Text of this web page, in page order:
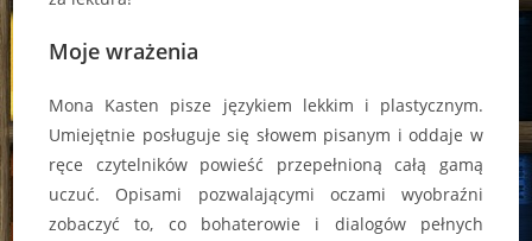
Moje wrażenia
Mona Kasten pisze językiem lekkim i plastycznym.
Umiejętnie posługuje się słowem pisanym i oddaje w
ręce czytelników powieść przepełnioną całą gamą
uczuć. Opisami pozwalającymi oczami wyobraźni
zobaczyć to, co bohaterowie i dialogów pełnych